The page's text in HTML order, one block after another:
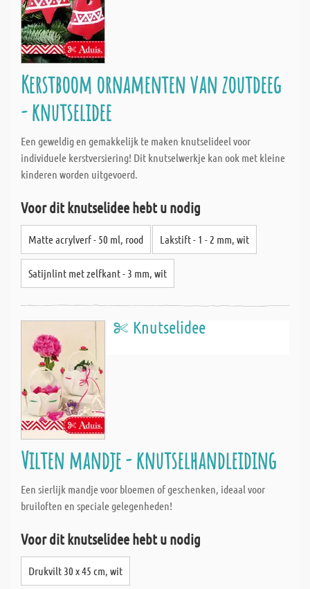
Kerstboom ornamenten van zoutdeeg
- knutselidee
Een geweldig en gemakkelijk te maken knutselideel voor
individuele kerstversiering! Dit knutselwerkje kan ook met kleine
kinderen worden uitgevoerd.
Voor dit knutselidee hebt u nodig
Matte acrylverf - 50 ml, rood Lakstift - 1 - 2 mm, wit
Satijnlint met zelfkant - 3 mm, wit
Knutselidee
Vilten mandje - knutselhandleiding
Een sierlijk mandje voor bloemen of geschenken, ideaal voor
bruiloften en speciale gelegenheden!
Voor dit knutselidee hebt u nodig
Drukvilt 30 x 45 cm, wit